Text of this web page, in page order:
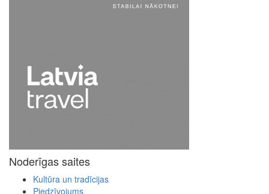
Noderīgas saites
Kultūra un tradīcijas
Piedzīvojums